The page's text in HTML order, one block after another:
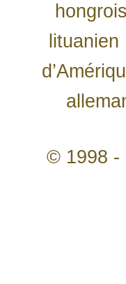
hongrois
lituanien
© 1998 -